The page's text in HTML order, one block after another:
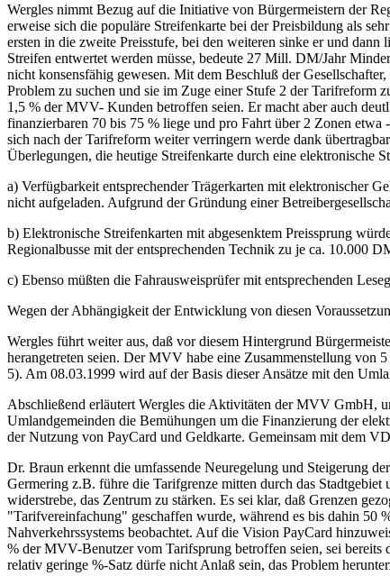
Wergles nimmt Bezug auf die Initiative von Bürgermeistern der
erweise sich die populäre Streifenkarte bei der Preisbildung als
ersten in die zweite Preisstufe, bei den weiteren sinke er und
Streifen entwertet werden müsse, bedeute 27 Mill. DM/Jahr
nicht konsensfähig gewesen. Mit dem Beschluß der
Problem zu suchen und sie im Zuge einer Stufe 2 der Tarifreform
1,5 % der MVV- Kunden betroffen seien. Er macht aber auch
finanzierbaren 70 bis 75 % liege und pro Fahrt über 2 Zonen
sich nach der Tarifreform weiter verringern werde dank
Überlegungen, die heutige Streifenkarte durch eine elektronische
a) Verfügbarkeit entsprechender Trägerkarten mit elektronischer
nicht aufgeladen. Aufgrund der Gründung einer
b) Elektronische Streifenkarten mit abgesenktem Preissprung
Regionalbusse mit der entsprechenden Technik zu je ca. 10.000
c) Ebenso müßten die Fahrausweisprüfer mit entsprechenden
Wegen der Abhängigkeit der Entwicklung von diesen
Wergles führt weiter aus, daß vor diesem Hintergrund
herangetreten seien. Der MVV habe eine Zusammenstellung von
5). Am 08.03.1999 wird auf der Basis dieser Ansätze mit den
Abschließend erläutert Wergles die Aktivitäten der MVV GmbH,
Umlandgemeinden die Bemühungen um die Finanzierung der
der Nutzung von PayCard und Geldkarte. Gemeinsam mit dem
Dr. Braun erkennt die umfassende Neuregelung und Steigerung
Germering z.B. führe die Tarifgrenze mitten durch das
widerstrebe, das Zentrum zu stärken. Es sei klar, daß Grenzen
"Tarifvereinfachung" geschaffen wurde, während es bis dahin 50
Nahverkehrssystems beobachtet. Auf die Vision PayCard
% der MVV-Benutzer vom Tarifsprung betroffen seien, sei bereits
relativ geringe %-Satz dürfe nicht Anlaß sein, das Problem